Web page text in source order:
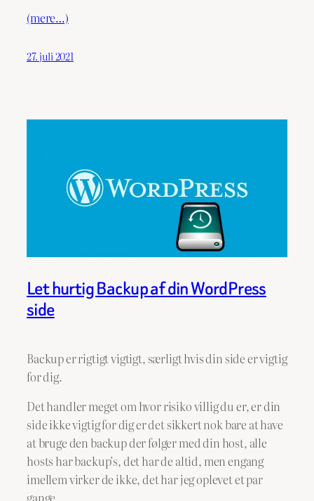
(mere…)
27. juli 2021
Let hurtig Backup af din WordPress
side
Backup er rigtigt vigtigt, særligt hvis din side er vigtig
for dig.
Det handler meget om hvor risiko villig du er, er din
side ikke vigtig for dig er det sikkert nok bare at have
at bruge den backup der følger med din host, alle
hosts har backup’s, det har de altid, men engang
imellem virker de ikke, det har jeg oplevet et par